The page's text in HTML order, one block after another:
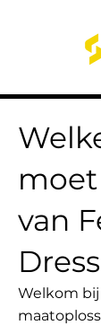
van
Welkom bij